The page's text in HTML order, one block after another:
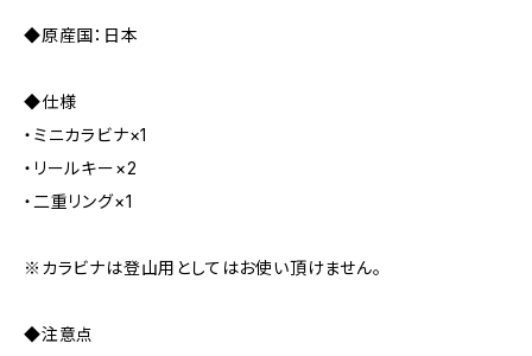
◆原産国：日本
◆仕様
・ミニカラビナ×1
・リールキー×2
・二重リング×1
※カラビナは登山用としてはお使い頂けません。
◆注意点